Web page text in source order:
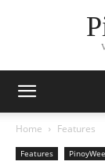
Home Features
Features